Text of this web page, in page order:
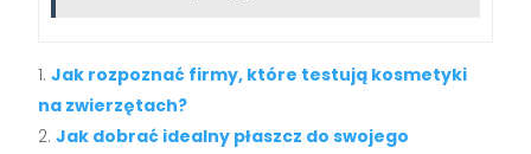
Jak rozpoznać firmy, które testują kosmetyki
na zwierzętach?
Jak dobrać idealny płaszcz do swojego